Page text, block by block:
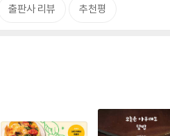
출판사 리뷰 추천평